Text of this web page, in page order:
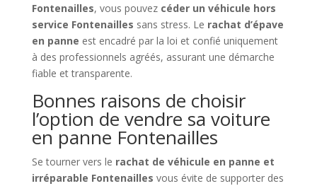
Fontenailles, vous pouvez céder un véhicule hors
service Fontenailles sans stress. Le rachat d’épave
en panne est encadré par la loi et confié uniquement
à des professionnels agréés, assurant une démarche
fiable et transparente.
Bonnes raisons de choisir
l’option de vendre sa voiture
en panne Fontenailles
Se tourner vers le rachat de véhicule en panne et
irréparable Fontenailles vous évite de supporter des